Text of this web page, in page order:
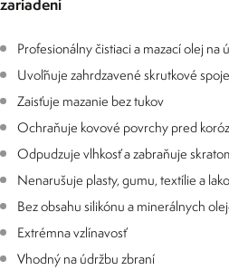
Profesionálny čistiaci a mazací olej
Uvoľňuje zahrdzavené skrutkové spoje
Zaisťuje mazanie bez tukov
Ochraňuje kovové povrchy pred
Odpudzuje vlhkosť a zabraňuje
Nenarušuje plasty, gumu, textílie a
Bez obsahu silikónu a minerálnych
Extrémna vzlínavosť
Vhodný na údržbu zbraní